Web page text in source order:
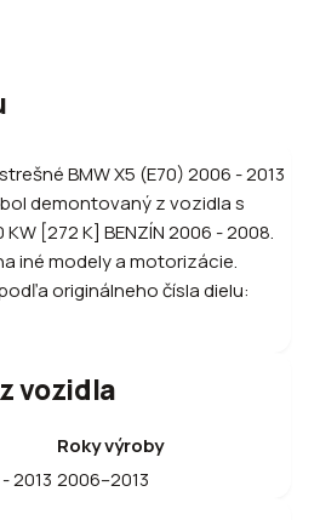
BMW X5 (E70) 2006 - 2013
demontovaný z vozidla s
[272 K] BENZÍN 2006 - 2008.
iné modely a motorizácie.
originálneho čísla dielu:
vozidla
Roky výroby
2013 2006–2013